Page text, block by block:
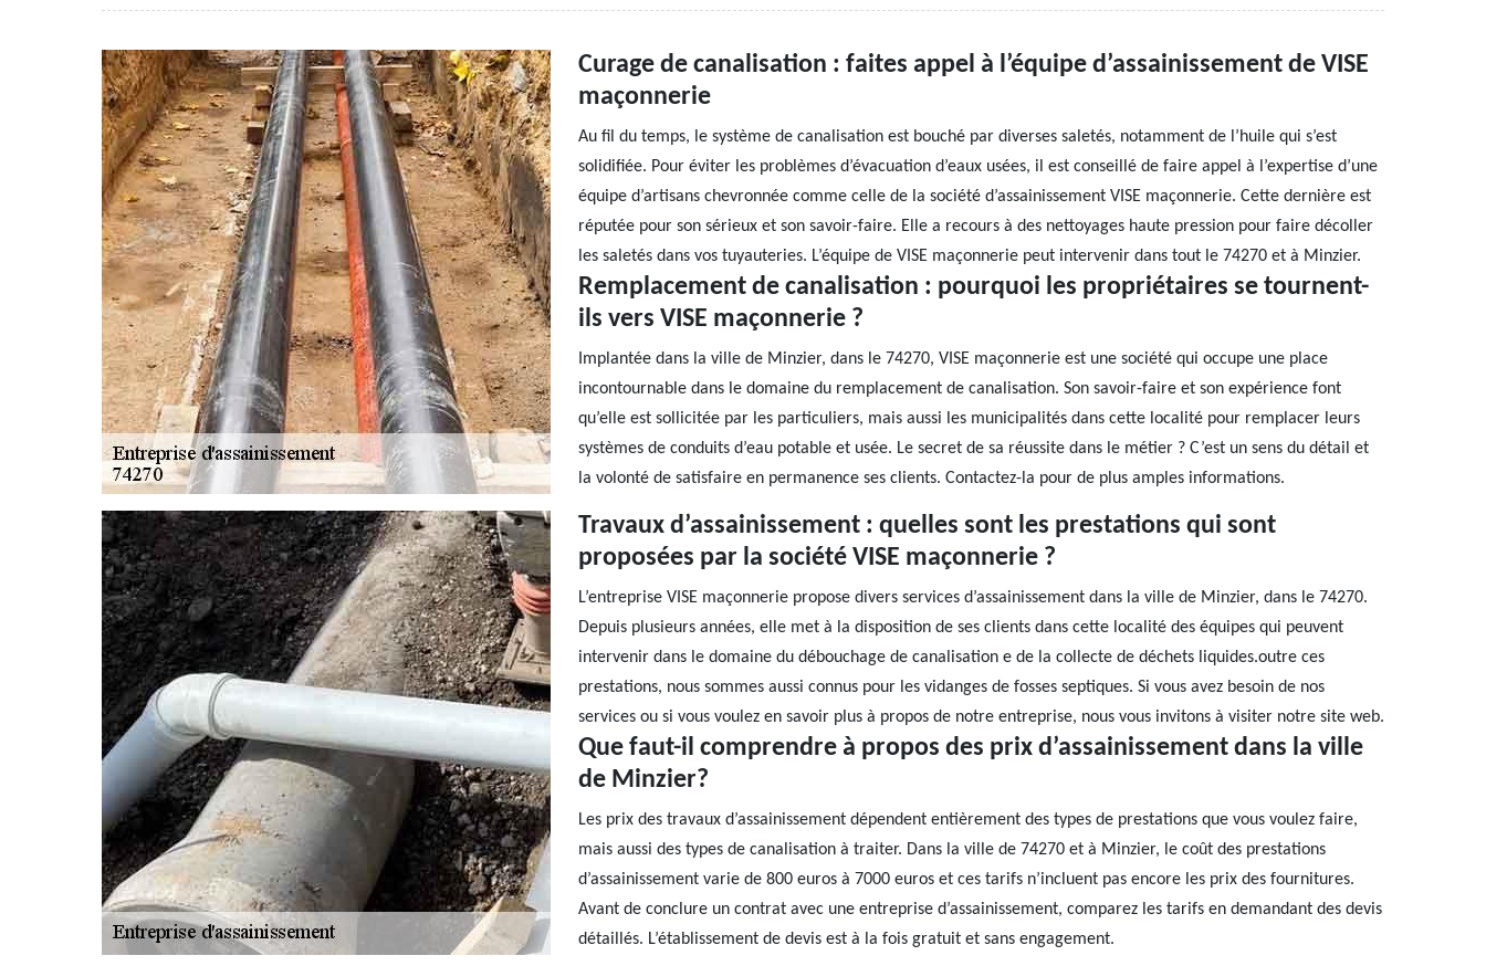
Curage de canalisation : faites appel à l’équipe d’assainissement de VISE
maçonnerie
Au fil du temps, le système de canalisation est bouché par diverses saletés, notamment de l’huile qui s’est
solidifiée. Pour éviter les problèmes d’évacuation d’eaux usées, il est conseillé de faire appel à l’expertise d’une
équipe d’artisans chevronnée comme celle de la société d’assainissement VISE maçonnerie. Cette dernière est
réputée pour son sérieux et son savoir-faire. Elle a recours à des nettoyages haute pression pour faire décoller
les saletés dans vos tuyauteries. L’équipe de VISE maçonnerie peut intervenir dans tout le 74270 et à Minzier.
Remplacement de canalisation : pourquoi les propriétaires se tournent-
ils vers VISE maçonnerie ?
Implantée dans la ville de Minzier, dans le 74270, VISE maçonnerie est une société qui occupe une place
incontournable dans le domaine du remplacement de canalisation. Son savoir-faire et son expérience font
qu’elle est sollicitée par les particuliers, mais aussi les municipalités dans cette localité pour remplacer leurs
systèmes de conduits d’eau potable et usée. Le secret de sa réussite dans le métier ? C’est un sens du détail et
la volonté de satisfaire en permanence ses clients. Contactez-la pour de plus amples informations.
Travaux d’assainissement : quelles sont les prestations qui sont
proposées par la société VISE maçonnerie ?
L’entreprise VISE maçonnerie propose divers services d’assainissement dans la ville de Minzier, dans le 74270.
Depuis plusieurs années, elle met à la disposition de ses clients dans cette localité des équipes qui peuvent
intervenir dans le domaine du débouchage de canalisation e de la collecte de déchets liquides.outre ces
prestations, nous sommes aussi connus pour les vidanges de fosses septiques. Si vous avez besoin de nos
services ou si vous voulez en savoir plus à propos de notre entreprise, nous vous invitons à visiter notre site web.
Que faut-il comprendre à propos des prix d’assainissement dans la ville
de Minzier?
Les prix des travaux d’assainissement dépendent entièrement des types de prestations que vous voulez faire,
mais aussi des types de canalisation à traiter. Dans la ville de 74270 et à Minzier, le coût des prestations
d’assainissement varie de 800 euros à 7000 euros et ces tarifs n’incluent pas encore les prix des fournitures.
Avant de conclure un contrat avec une entreprise d’assainissement, comparez les tarifs en demandant des devis
détaillés. L’établissement de devis est à la fois gratuit et sans engagement.